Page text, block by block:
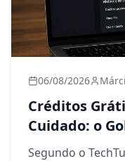
06/08/2026
Créditos
Cuidado: o
Código
Segundo o